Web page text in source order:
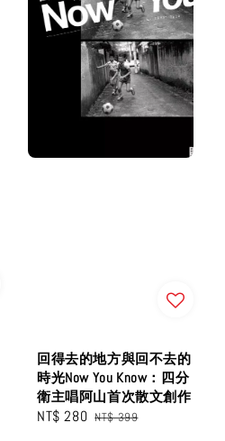
回得去的地方與回不去的
時光Now You Know：四分
衛主唱阿山首次散文創作
Sale
NT$ 280 Regular
NT$ 399